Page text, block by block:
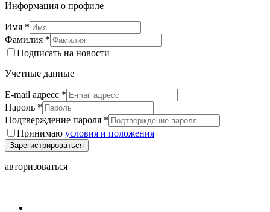
Информация о профиле
Имя *
Фамилия *
Подписать на новости
Учетные данные
E-mail адресс *
Пароль *
Подтверждение пароля *
Принимаю условия и положения
Зарегистрироваться
авторизоваться